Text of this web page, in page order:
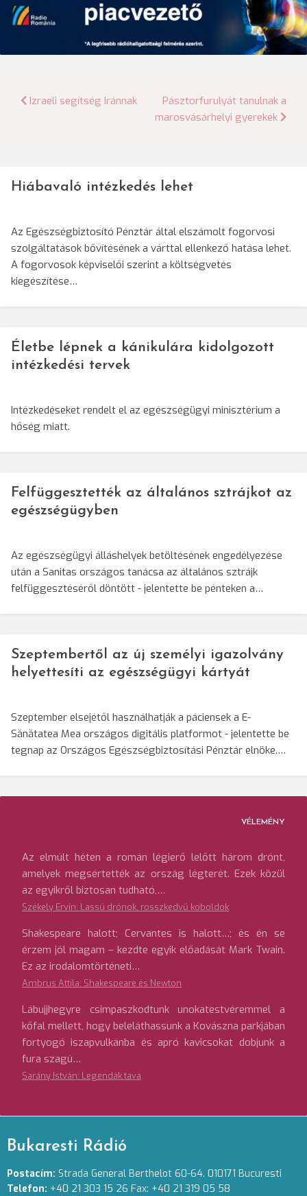
Bejegyzés
Izraeli segítség Iránnak
Pásztorfurulyát tanulnak a
marosvásárhelyi gyerekek
Hiábavaló intézkedés lehet
Az Egészségbiztosító Pénztár által elszámolt fogorvosi
szolgáltatások bővítésének a várttal ellenkező hatása lehet.
A fogorvosok képviselői szerint a költségvetés
kiegészítése…
Életbe lépnek a kánikulára kidolgozott
intézkedési tervek
Intézkedéseket rendelt el az egészségügyi minisztérium a
hőség miatt.
Felfüggesztették az általános sztrájkot az
egészségügyben
Az egészségügyi álláshelyek betöltésének engedélyezése
után a Sanitas országos tanácsa az általános sztrájk
felfüggesztéséről döntött - jelentette be pénteken a…
Szeptembertől az új személyi igazolvány
helyettesíti az egészségügyi kártyát
Szeptember elsejétől használhatják a páciensek a E-
Sănătatea Mea országos digitális platformot - jelentette be
tegnap az Országos Egészségbiztosítási Pénztár elnöke.…
VÉLEMÉNY
Az elmúlt héten a román légierő lelőtt három drónt,
amelyek megsértették az ország légterét. Ezek közül
az egyikről biztosan tudható,…
Székely Ervin: Lassú drónok, rosszkedvű koboldok
Shakespeare halott; Cervantes is halott…; és én se
érzem jól magam – kezdte egyik előadását Mark Twain.
Ez az irodalomtörténeti…
Ambrus Attila: Shakespeare és Newton
Lábujjhegyre csimpaszkodtunk unokatestvéremmel a
kőfal mellett, hogy beleláthassunk a Kovászna parkjában
fortyogó iszapvulkánba és apró kavicsokat dobjunk a
fura szagú…
Sarány István: Legendák tava
Bukaresti Rádió
Postacím: Strada General Berthelot 60-64. 010171 Bucuresti
Telefon: +40 21 303 15 26 Fax: +40 21 319 05 58